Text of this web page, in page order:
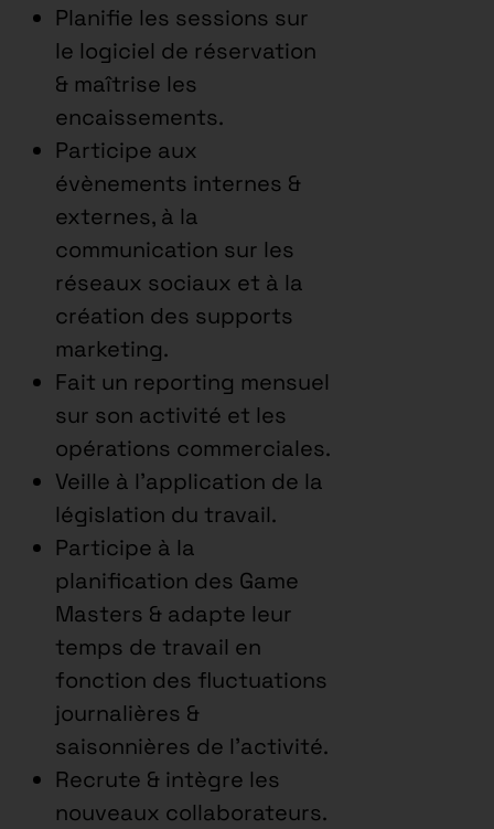
Planifie les sessions sur
le logiciel de réservation
& maîtrise les
encaissements.
Participe aux
évènements internes &
externes, à la
communication sur les
réseaux sociaux et à la
création des supports
marketing.
Fait un reporting mensuel
sur son activité et les
opérations commerciales.
Veille à l’application de la
législation du travail.
Participe à la
planification des Game
Masters & adapte leur
temps de travail en
fonction des fluctuations
journalières &
saisonnières de l’activité.
Recrute & intègre les
nouveaux collaborateurs.